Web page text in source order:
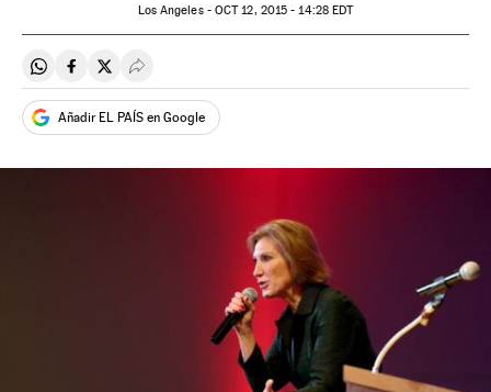
Los Angeles - OCT12, 2015 - 14:28 EDT
Compartir en Whatsapp
Compartir en Facebook
Compartir en Twitter
Desplegar Redes Sociales
Añadir EL PAÍS en Google